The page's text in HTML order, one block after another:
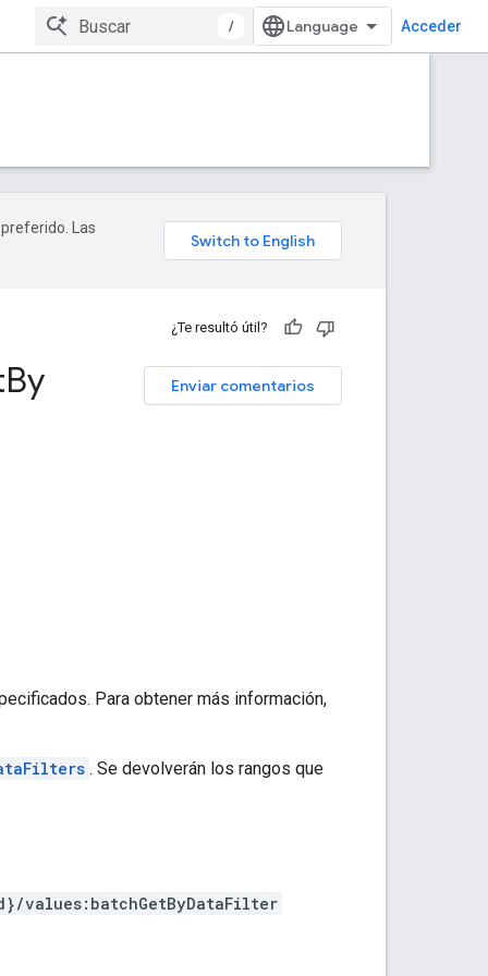
/ Acceder
Las
¿Te resultó útil?
Enviar comentarios
By
Para obtener más información,
. Se devolverán los rangos que
values:batchGetByDataFilter